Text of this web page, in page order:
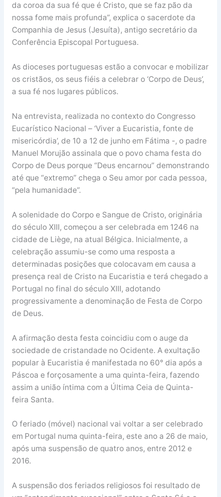
da coroa da sua fé que é Cristo, que se faz pão da
nossa fome mais profunda”, explica o sacerdote da
Companhia de Jesus (Jesuíta), antigo secretário da
Conferência Episcopal Portuguesa.
As dioceses portuguesas estão a convocar e mobilizar
os cristãos, os seus fiéis a celebrar o ‘Corpo de Deus’,
a sua fé nos lugares públicos.
Na entrevista, realizada no contexto do Congresso
Eucarístico Nacional – ‘Viver a Eucaristia, fonte de
misericórdia’, de 10 a 12 de junho em Fátima -, o padre
Manuel Morujão assinala que o povo chama festa do
Corpo de Deus porque “Deus encarnou” demonstrando
até que “extremo” chega o Seu amor por cada pessoa,
“pela humanidade”.
A solenidade do Corpo e Sangue de Cristo, originária
do século XIII, começou a ser celebrada em 1246 na
cidade de Liège, na atual Bélgica. Inicialmente, a
celebração assumiu-se como uma resposta a
determinadas posições que colocavam em causa a
presença real de Cristo na Eucaristia e terá chegado a
Portugal no final do século XIII, adotando
progressivamente a denominação de Festa de Corpo
de Deus.
A afirmação desta festa coincidiu com o auge da
sociedade de cristandade no Ocidente. A exultação
popular à Eucaristia é manifestada no 60° dia após a
Páscoa e forçosamente a uma quinta-feira, fazendo
assim a união íntima com a Última Ceia de Quinta-
feira Santa.
O feriado (móvel) nacional vai voltar a ser celebrado
em Portugal numa quinta-feira, este ano a 26 de maio,
após uma suspensão de quatro anos, entre 2012 e
2016.
A suspensão dos feriados religiosos foi resultado de